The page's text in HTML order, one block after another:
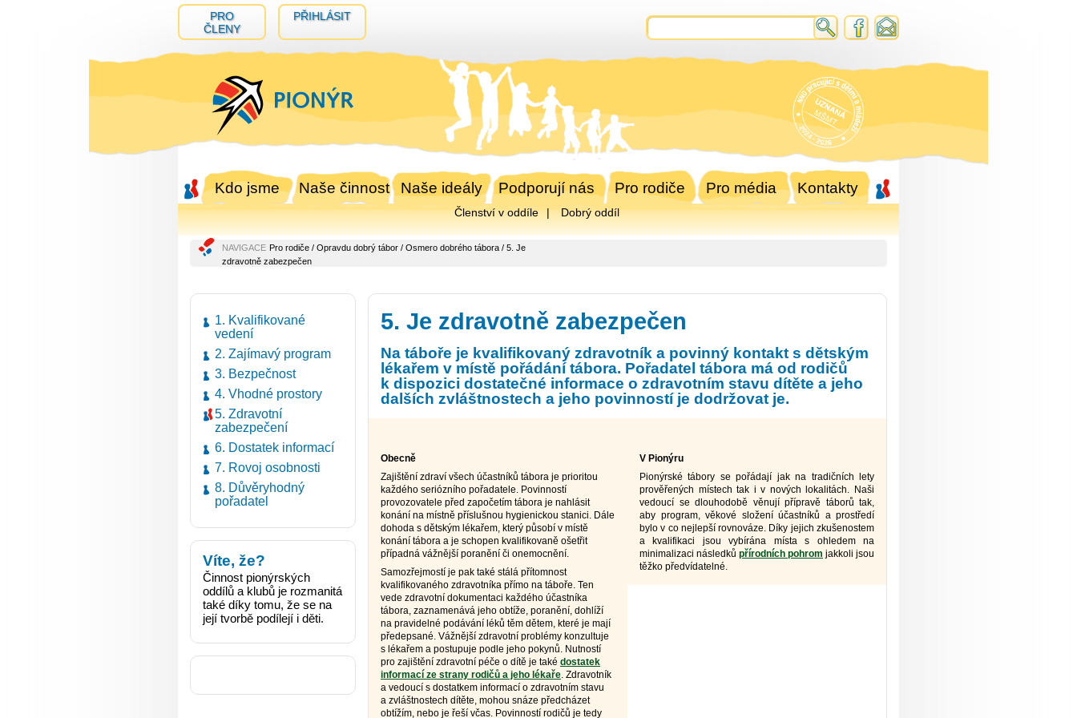
PRO
ČLENY
PŘIHLÁSIT
Kdo jsme Naše činnost Naše ideály Podporují nás Pro rodiče Pro média Kontakty
Členství v oddíle Dobrý oddíl
NAVIGACE Pro rodiče / Opravdu dobrý tábor / Osmero dobrého tábora / 5. Je
zdravotně zabezpečen
1. Kvalifikované
vedení
2. Zajímavý program
3. Bezpečnost
4. Vhodné prostory
5. Zdravotní
zabezpečení
6. Dostatek informací
7. Rovoj osobnosti
8. Důvěryhodný
pořadatel
Víte, že?
Činnost pionýrských
oddílů a klubů je rozmanitá
také díky tomu, že se na
její tvorbě podílejí i děti.
5. Je zdravotně zabezpečen
Na táboře je kvalifikovaný zdravotník a povinný kontakt s dětským
lékařem v místě pořádání tábora. Pořadatel tábora má od rodičů
k dispozici dostatečné informace o zdravotním stavu dítěte a jeho
dalších zvláštnostech a jeho povinností je dodržovat je.
Obecně
Zajištění zdraví všech účastníků tábora je prioritou
každého seriózního pořadatele. Povinností
provozovatele před započetím tábora je nahlásit
konání na místně příslušnou hygienickou stanici. Dále
dohoda s dětským lékařem, který působí v místě
konání tábora a je schopen kvalifikovaně ošetřit
případná vážnější poranění či onemocnění.
Samozřejmostí je pak také stálá přítomnost
kvalifikovaného zdravotníka přímo na táboře. Ten
vede zdravotní dokumentaci každého účastníka
tábora, zaznamenává jeho obtíže, poranění, dohlíží
na pravidelné podávání léků těm dětem, které je mají
předepsané. Vážnější zdravotní problémy konzultuje
s lékařem a postupuje podle jeho pokynů. Nutností
pro zajištění zdravotní péče o dítě je také dostatek
informací ze strany rodičů a jeho lékaře. Zdravotník
a vedoucí s dostatkem informací o zdravotním stavu
a zvláštnostech dítěte, mohou snáze předcházet
obtížím, nebo je řeší včas. Povinností rodičů je tedy
V Pionýru
Pionýrské tábory se pořádají jak na tradičních lety
prověřených místech tak i v nových lokalitách. Naši
vedoucí se dlouhodobě věnují přípravě táborů tak,
aby program, věkové složení účastníků a prostředí
bylo v co nejlepší rovnováze. Díky jejich zkušenostem
a kvalifikaci jsou vybírána místa s ohledem na
minimalizaci následků přírodních pohrom jakkoli jsou
těžko předvídatelné.